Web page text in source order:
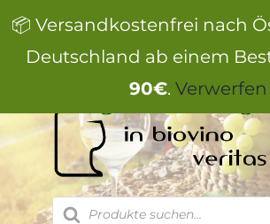
📦 Versandkostenfrei nach
Deutschland ab einem
90€. Verwerfen
Inhalt
springen
Products
search